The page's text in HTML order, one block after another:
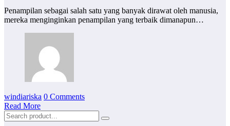
Penampilan sebagai salah satu yang banyak dirawat oleh manusia,
mereka menginginkan penampilan yang terbaik dimanapun…
windiariska 0 Comments
Read More